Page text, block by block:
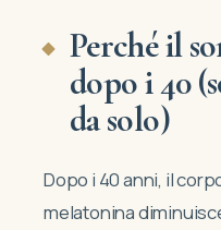
Perché il
dopo i 40
da solo)
Dopo i 40 anni, il
melatonina